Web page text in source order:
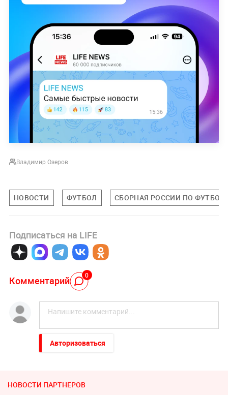
Владимир Озеров
НОВОСТИ ФУТБОЛ СБОРНАЯ РОССИИ ПО
Подписаться на LIFE
Комментарий 0
Авторизоваться
НОВОСТИ ПАРТНЕРОВ